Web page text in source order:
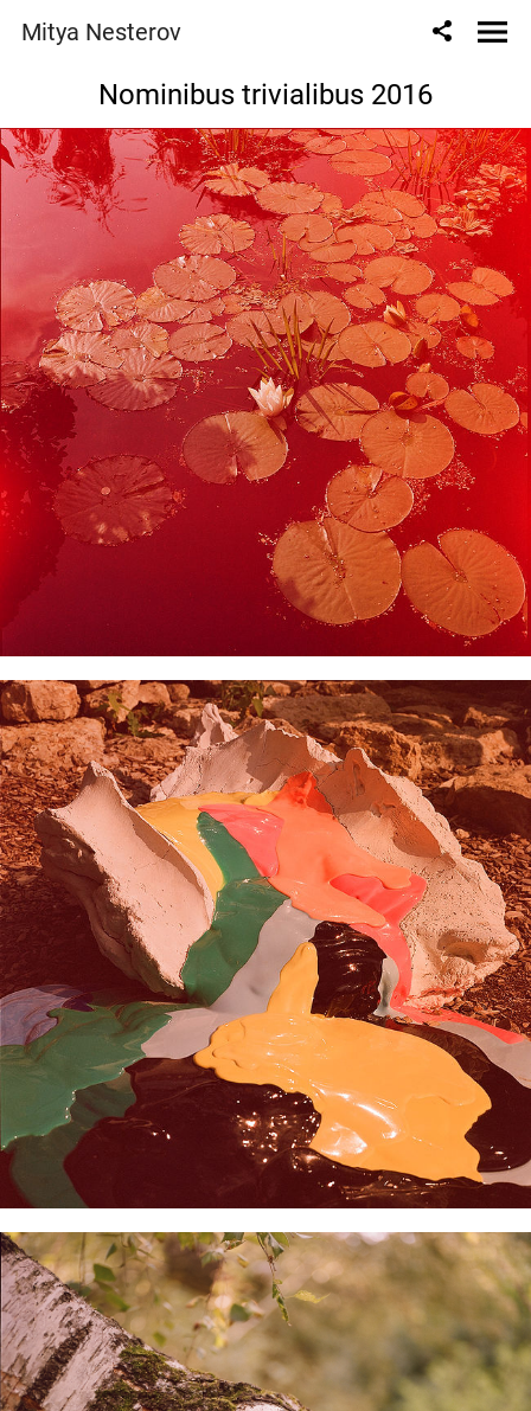
Mitya Nesterov
Nominibus trivialibus 2016